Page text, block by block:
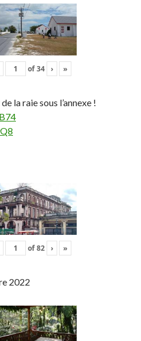
of34 › »
la raie sous l’annexe !
of82 › »
2022